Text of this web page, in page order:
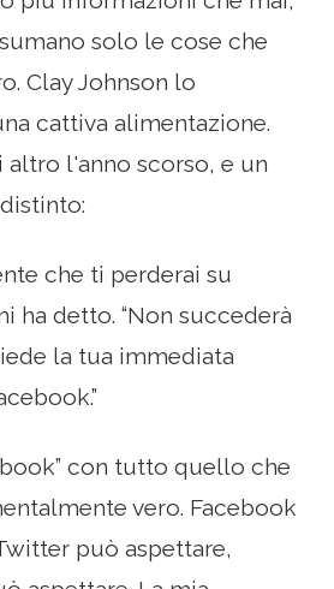
solo le cose che
Clay Johnson lo
cattiva alimentazione.
altro l'anno scorso, e un
che ti perderai su
ha detto. “Non succederà
la tua immediata
con tutto quello che
vero. Facebook
può aspettare,